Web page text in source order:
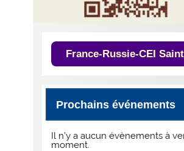
France-Russie-CEI
Prochains événements
Il n’y a aucun évènements à
moment.